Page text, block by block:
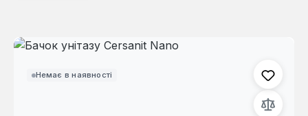
Немає в наявності
Пропустити галерею зображень